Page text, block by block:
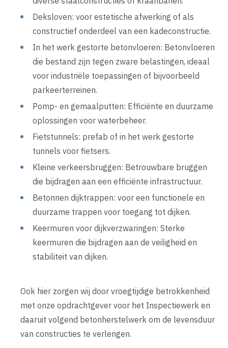
Deksloven: voor estetische afwerking of als
constructief onderdeel van een kadeconstructie.
In het werk gestorte betonvloeren: Betonvloeren
die bestand zijn tegen zware belastingen, ideaal
voor industriële toepassingen of bijvoorbeeld
parkeerterreinen.
Pomp- en gemaalputten: Efficiënte en duurzame
oplossingen voor waterbeheer.
Fietstunnels: prefab of in het werk gestorte
tunnels voor fietsers.
Kleine verkeersbruggen: Betrouwbare bruggen
die bijdragen aan een efficiënte infrastructuur.
Betonnen dijktrappen: voor een functionele en
duurzame trappen voor toegang tot dijken.
Keermuren voor dijkverzwaringen: Sterke
keermuren die bijdragen aan de veiligheid en
stabiliteit van dijken.
Ook hier zorgen wij door vroegtijdige betrokkenheid
met onze opdrachtgever voor het Inspectiewerk en
daaruit volgend betonherstelwerk om de levensduur
van constructies te verlengen.